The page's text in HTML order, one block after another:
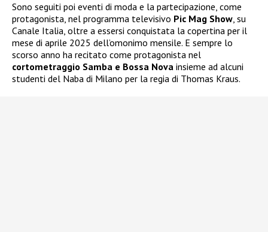
Sono seguiti poi eventi di moda e la partecipazione, come
protagonista, nel programma televisivo Pic Mag Show, su
Canale Italia, oltre a essersi conquistata la copertina per il
mese di aprile 2025 dell’omonimo mensile. E sempre lo
scorso anno ha recitato come protagonista nel
cortometraggio Samba e Bossa Nova insieme ad alcuni
studenti del Naba di Milano per la regia di Thomas Kraus.